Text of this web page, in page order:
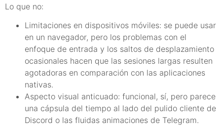
Lo que no:
Limitaciones en dispositivos móviles: se puede usar
en un navegador, pero los problemas con el
enfoque de entrada y los saltos de desplazamiento
ocasionales hacen que las sesiones largas resulten
agotadoras en comparación con las aplicaciones
nativas.
Aspecto visual anticuado: funcional, sí, pero parece
una cápsula del tiempo al lado del pulido cliente de
Discord o las fluidas animaciones de Telegram.